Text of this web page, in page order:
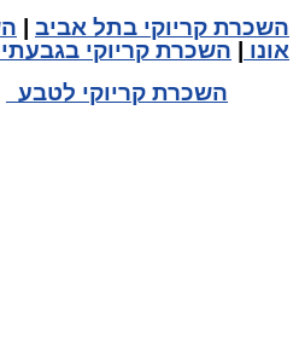
השכרת קריוקי בתל אביב
אונו
השכרת קריוקי
השכרת קריוקי לטבע